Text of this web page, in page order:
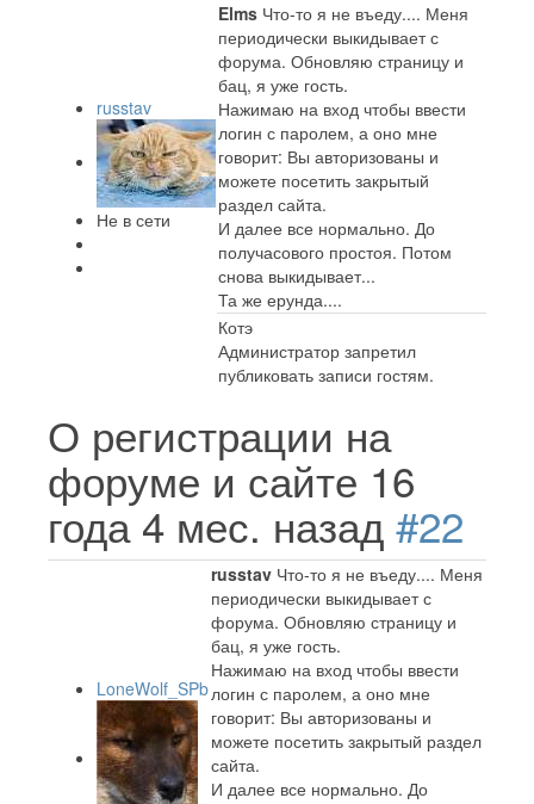
russtav
Не в сети
Elms Что-то я не въеду.... Меня
периодически выкидывает с
форума. Обновляю страницу и
бац, я уже гость.
Нажимаю на вход чтобы ввести
логин с паролем, а оно мне
говорит: Вы авторизованы и
можете посетить закрытый
раздел сайта.
И далее все нормально. До
получасового простоя. Потом
снова выкидывает...
Та же ерунда....
Котэ
Администратор запретил
публиковать записи гостям.
О регистрации на
форуме и сайте 16
года 4 мес. назад #22
LoneWolf_SPb
russtav Что-то я не въеду.... Меня
периодически выкидывает с
форума. Обновляю страницу и
бац, я уже гость.
Нажимаю на вход чтобы ввести
логин с паролем, а оно мне
говорит: Вы авторизованы и
можете посетить закрытый раздел
сайта.
И далее все нормально. До